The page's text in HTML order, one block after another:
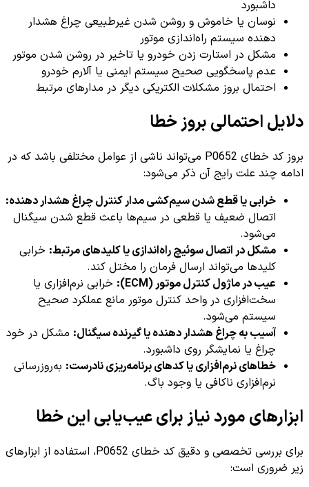
داشبورد
نوسان یا خاموش و روشن شدن غیرطبیعی چراغ هشدار
دهنده سیستم راه‌اندازی موتور
مشکل در استارت زدن خودرو یا تاخیر در روشن شدن موتور
عدم پاسخگویی صحیح سیستم ایمنی یا آلارم خودرو
احتمال بروز مشکلات الکتریکی دیگر در مدارهای مرتبط
دلایل احتمالی بروز خطا
بروز کد خطای P0652 می‌تواند ناشی از عوامل مختلفی باشد که در
ادامه چند علت رایج آن ذکر می‌شود:
خرابی یا قطع شدن سیم‌کشی مدار کنترل چراغ هشدار دهنده:
اتصال ضعیف یا قطعی در سیم‌ها باعث قطع شدن سیگنال
می‌شود.
مشکل در اتصال سوئیچ راه‌اندازی یا کلیدهای مرتبط: خرابی
کلیدها می‌تواند ارسال فرمان را مختل کند.
عیب در ماژول کنترل موتور (ECM):
خرابی نرم‌افزاری یا
سخت‌افزاری در واحد کنترل موتور مانع عملکرد صحیح
سیستم می‌شود.
آسیب به چراغ هشدار دهنده یا گیرنده سیگنال: مشکل در خود
چراغ یا نمایشگر روی داشبورد.
خطاهای نرم‌افزاری یا کدهای برنامه‌ریزی نادرست: به‌روزرسانی
نرم‌افزاری ناکافی یا وجود باگ.
ابزارهای مورد نیاز برای عیب‌یابی این خطا
برای بررسی تخصصی و دقیق کد خطای P0652، استفاده از ابزارهای
زیر ضروری است: